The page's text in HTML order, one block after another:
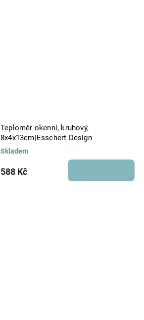
Teploměr okenní, kruhový,
8x4x13cm|Esschert Design
Skladem
588 Kč